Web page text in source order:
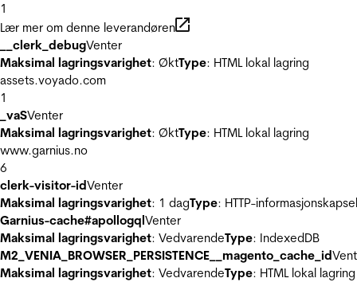
1
Lær mer om denne leverandøren
__clerk_debugVenter
Maksimal lagringsvarighet: ØktType: HTML lokal lagring
assets.voyado.com
1
_vaSVenter
Maksimal lagringsvarighet: ØktType: HTML lokal lagring
www.garnius.no
6
clerk-visitor-idVenter
Maksimal lagringsvarighet: 1 dagType: HTTP-informasjonskapsel
Garnius-cache#apollogqlVenter
Maksimal lagringsvarighet: VedvarendeType: IndexedDB
M2_VENIA_BROWSER_PERSISTENCE__magento_cache_id
Maksimal lagringsvarighet: VedvarendeType: HTML lokal lagring